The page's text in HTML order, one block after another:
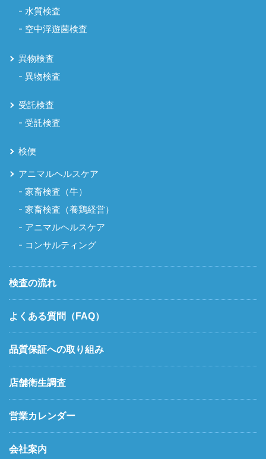
水質検査
空中浮遊菌検査
異物検査
異物検査
受託検査
受託検査
検便
アニマルヘルスケア
家畜検査（牛）
家畜検査（養鶏経営）
アニマルヘルスケア
コンサルティング
検査の流れ
よくある質問（FAQ）
品質保証への取り組み
店舗衛生調査
営業カレンダー
会社案内